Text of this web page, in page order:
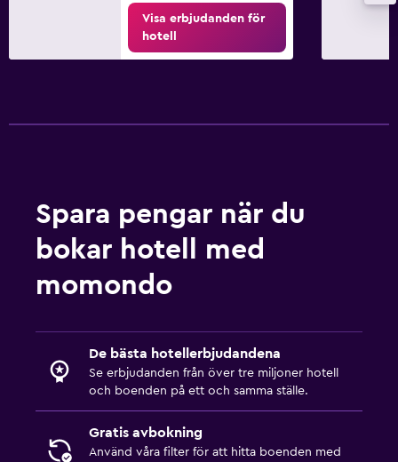
Visa erbjudanden för
hotell
Spara pengar när du
bokar hotell med
momondo
De bästa hotellerbjudandena
Se erbjudanden från över tre miljoner hotell
och boenden på ett och samma ställe.
Gratis avbokning
Använd våra filter för att hitta boenden med